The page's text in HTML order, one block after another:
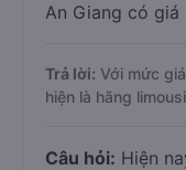
An Giang có giá
Trả lời: Với mức
hiện là hãng
Câu hỏi: Hiện